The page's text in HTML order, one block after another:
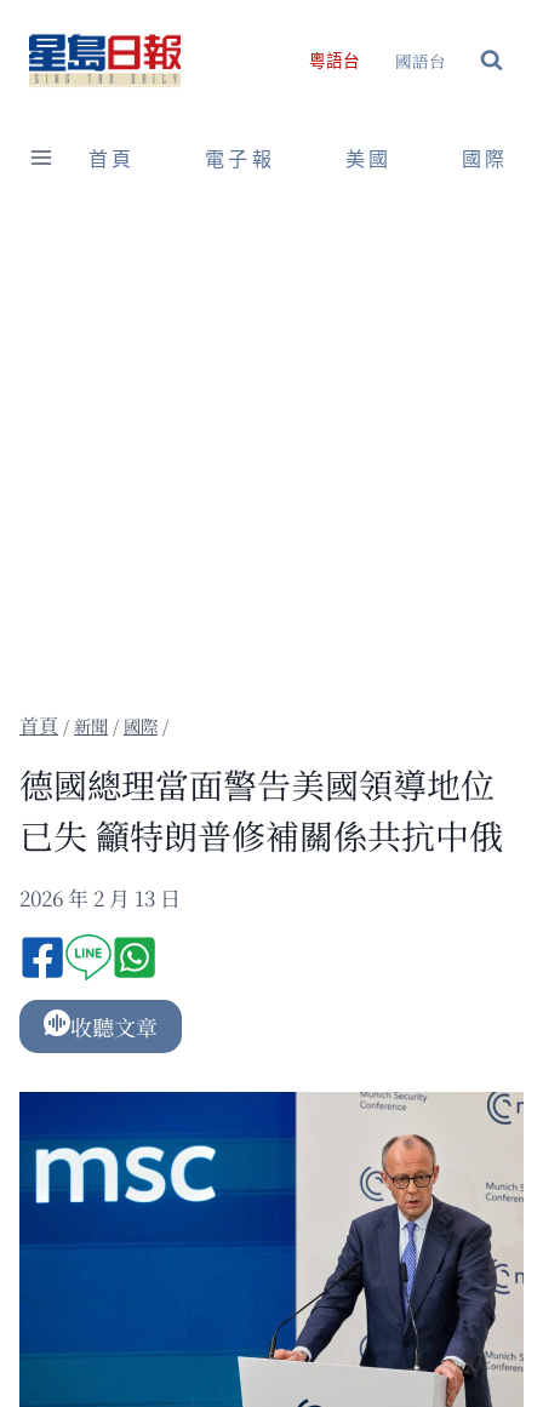
content
粵語台 國語台
首頁 電子報 美國 國際
/新聞 / 國際 /
德國總理當面警告美國領導地位
已失 籲特朗普修補關係共抗中俄
2026 年 2 月 13 日
收聽文章